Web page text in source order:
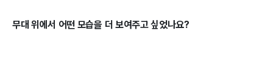
무대 위에서 어떤 모습을 더 보여주고 싶었나요?